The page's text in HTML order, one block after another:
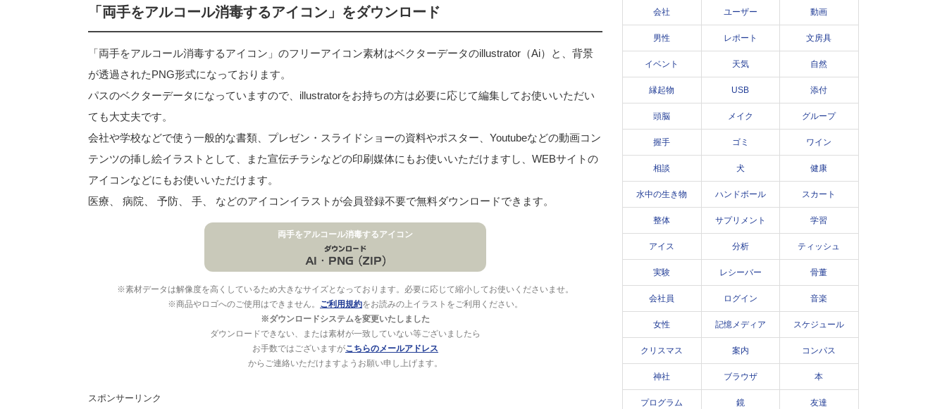
「両手をアルコール消毒するアイコン」をダウンロード
「両手をアルコール消毒するアイコン」のフリーアイコン素材はベクターデータのillustrator（Ai）と、背景
が透過されたPNG形式になっております。
パスのベクターデータになっていますので、illustratorをお持ちの方は必要に応じて編集してお使いいただい
ても大丈夫です。
会社や学校などで使う一般的な書類、プレゼン・スライドショーの資料やポスター、Youtubeなどの動画コン
テンツの挿し絵イラストとして、また宣伝チラシなどの印刷媒体にもお使いいただけますし、WEBサイトの
アイコンなどにもお使いいただけます。
医療、 病院、 予防、 手、 などのアイコンイラストが会員登録不要で無料ダウンロードできます。
両手をアルコール消毒するアイコン
※素材データは解像度を高くしているため大きなサイズとなっております。必要に応じて縮小してお使いくださいませ。
※商品やロゴへのご使用はできません。 ご利用規約をお読みの上イラストをご利用ください。
※ダウンロードシステムを変更いたしました
ダウンロードできない、または素材が一致していない等ございましたら
お手数ではございますがこちらのメールアドレス
からご連絡いただけますようお願い申し上げます。
スポンサーリンク
会社 ユーザー 動画
男性 レポート 文房具
イベント 天気 自然
縁起物 USB 添付
頭脳 メイク グループ
握手 ゴミ ワイン
相談 犬 健康
水中の生き物 ハンドボール スカート
整体 サプリメント 学習
アイス 分析 ティッシュ
実験 レシーバー 骨董
会社員 ログイン 音楽
女性 記憶メディア スケジュール
クリスマス 案内 コンパス
神社 ブラウザ 本
プログラム 鏡 友達